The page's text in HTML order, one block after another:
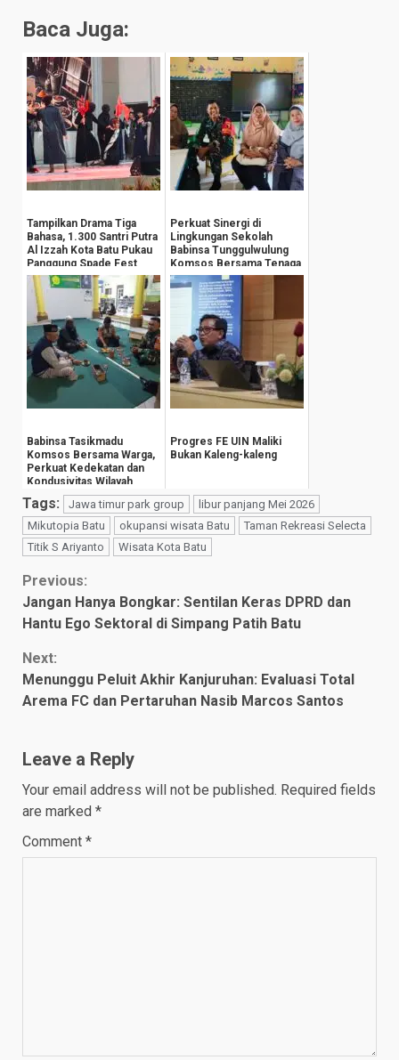
Baca Juga:
Tampilkan Drama Tiga
Bahasa, 1.300 Santri Putra
Al Izzah Kota Batu Pukau
Panggung Spade Fest
Perkuat Sinergi di
Lingkungan Sekolah
Babinsa Tunggulwulung
Komsos Bersama Tenaga
Pengajar
Babinsa Tasikmadu
Komsos Bersama Warga,
Perkuat Kedekatan dan
Kondusivitas Wilayah
Progres FE UIN Maliki
Bukan Kaleng-kaleng
Tags: Jawa timur park group
libur panjang Mei 2026
Mikutopia Batu
okupansi wisata Batu
Taman Rekreasi Selecta
Titik S Ariyanto
Wisata Kota Batu
Continue
Reading
Previous:
Jangan Hanya Bongkar: Sentilan Keras DPRD dan
Hantu Ego Sektoral di Simpang Patih Batu
Next:
Menunggu Peluit Akhir Kanjuruhan: Evaluasi Total
Arema FC dan Pertaruhan Nasib Marcos Santos
Leave a Reply
Your email address will not be published. Required fields
are marked *
Comment *